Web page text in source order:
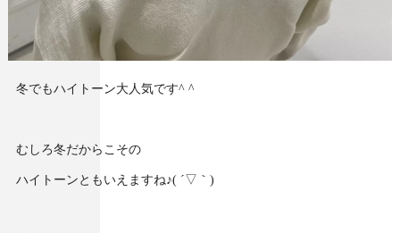
冬でもハイトーン大人気です^ ^
むしろ冬だからこその
ハイトーンともいえますね♪( ´▽｀)